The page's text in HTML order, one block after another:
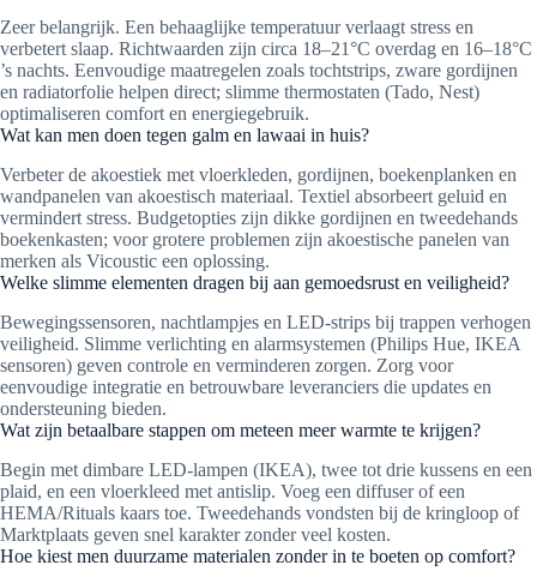
Zeer belangrijk. Een behaaglijke temperatuur verlaagt stress en
verbetert slaap. Richtwaarden zijn circa 18–21°C overdag en 16–18°C
’s nachts. Eenvoudige maatregelen zoals tochtstrips, zware gordijnen
en radiatorfolie helpen direct; slimme thermostaten (Tado, Nest)
optimaliseren comfort en energiegebruik.
Wat kan men doen tegen galm en lawaai in huis?
Verbeter de akoestiek met vloerkleden, gordijnen, boekenplanken en
wandpanelen van akoestisch materiaal. Textiel absorbeert geluid en
vermindert stress. Budgetopties zijn dikke gordijnen en tweedehands
boekenkasten; voor grotere problemen zijn akoestische panelen van
merken als Vicoustic een oplossing.
Welke slimme elementen dragen bij aan gemoedsrust en veiligheid?
Bewegingssensoren, nachtlampjes en LED-strips bij trappen verhogen
veiligheid. Slimme verlichting en alarmsystemen (Philips Hue, IKEA
sensoren) geven controle en verminderen zorgen. Zorg voor
eenvoudige integratie en betrouwbare leveranciers die updates en
ondersteuning bieden.
Wat zijn betaalbare stappen om meteen meer warmte te krijgen?
Begin met dimbare LED-lampen (IKEA), twee tot drie kussens en een
plaid, en een vloerkleed met antislip. Voeg een diffuser of een
HEMA/Rituals kaars toe. Tweedehands vondsten bij de kringloop of
Marktplaats geven snel karakter zonder veel kosten.
Hoe kiest men duurzame materialen zonder in te boeten op comfort?